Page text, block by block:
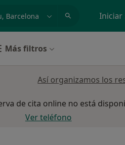
Iniciar
Más filtros
Así organizamos los
de cita online no está
Ver teléfono